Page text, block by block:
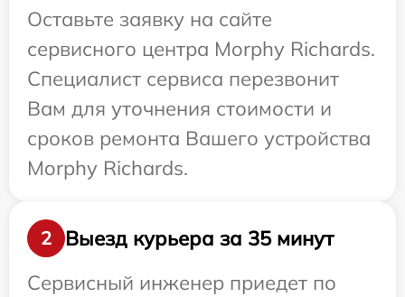
Оставьте заявку на сайте
сервисного центра Morphy Richards.
Специалист сервиса перезвонит
Вам для уточнения стоимости и
сроков ремонта Вашего устройства
Morphy Richards.
2
Выезд курьера за 35 минут
Сервисный инженер приедет по